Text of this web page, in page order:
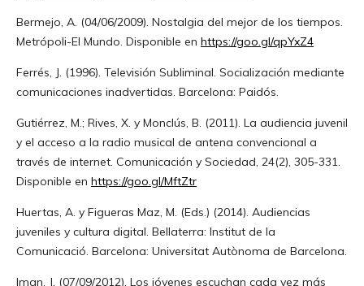
Bermejo, A. (04/06/2009). Nostalgia del mejor de los tiempos.
Metrópoli-El Mundo. Disponible en https://goo.gl/qpYxZ4
Ferrés, J. (1996). Televisión Subliminal. Socialización mediante
comunicaciones inadvertidas. Barcelona: Paidós.
Gutiérrez, M.; Rives, X. y Monclús, B. (2011). La audiencia juvenil
y el acceso a la radio musical de antena convencional a
través de internet. Comunicación y Sociedad, 24(2), 305-331.
Disponible en https://goo.gl/MftZtr
Huertas, A. y Figueras Maz, M. (Eds.) (2014). Audiencias
juveniles y cultura digital. Bellaterra: Institut de la
Comunicació. Barcelona: Universitat Autònoma de Barcelona.
Iman, J. (07/09/2012). Los jóvenes escuchan cada vez más